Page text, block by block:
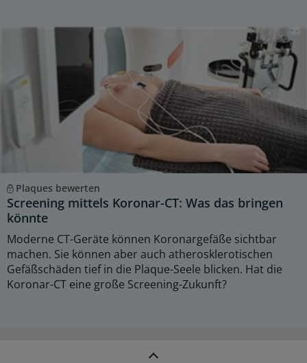
Plaques bewerten
Screening mittels Koronar-CT: Was das bringen
könnte
Moderne CT-Geräte können Koronargefäße sichtbar
machen. Sie können aber auch atherosklerotischen
Gefäßschäden tief in die Plaque-Seele blicken. Hat die
Koronar-CT eine große Screening-Zukunft?